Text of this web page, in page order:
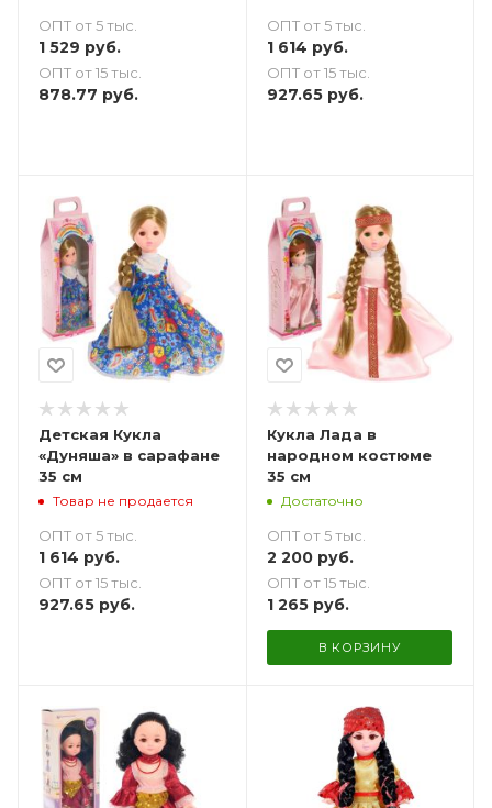
ОПТ от 5 тыс.
1 529 руб.
ОПТ от 15 тыс.
878.77 руб.
ОПТ от 5 тыс.
1 614 руб.
ОПТ от 15 тыс.
927.65руб.
Детская Кукла
«Дуняша» в сарафане
35 см
Товар не продается
ОПТ от 5 тыс.
1 614 руб.
ОПТ от 15 тыс.
927.65 руб.
Кукла Лада в
народном костюме
35 см
Достаточно
ОПТ от 5 тыс.
2 200руб.
ОПТ от 15 тыс.
1 265руб.
В КОРЗИНУ